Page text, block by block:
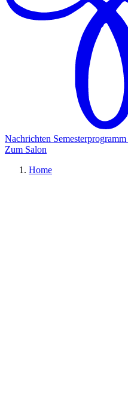
Nachrichten Semesterprogramm
Zum Salon
Home